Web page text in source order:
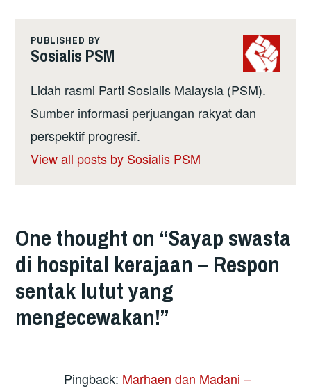
PUBLISHED BY
Sosialis PSM
Lidah rasmi Parti Sosialis Malaysia (PSM).
Sumber informasi perjuangan rakyat dan
perspektif progresif.
View all posts by Sosialis PSM
One thought on “Sayap swasta
di hospital kerajaan – Respon
sentak lutut yang
mengecewakan!”
Pingback: Marhaen dan Madani –